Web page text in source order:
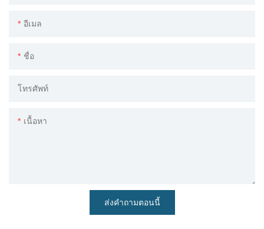
อีเมล
ชื่อ
โทรศัพท์
เนื้อหา
ส่งคำถามตอนนี้